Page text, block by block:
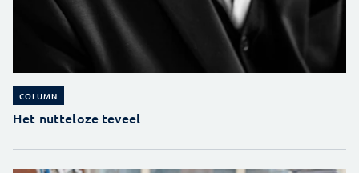
COLUMN
Het nutteloze teveel